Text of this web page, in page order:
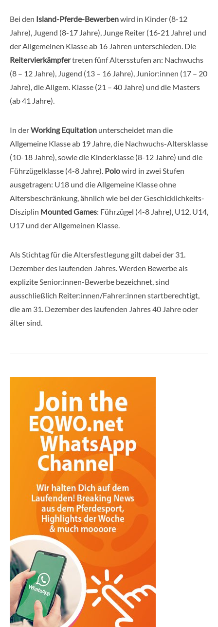
Bei den Island-Pferde-Bewerbenwird in Kinder (8-12
Jahre), Jugend (8-17 Jahre), Junge Reiter (16-21 Jahre) und
der Allgemeinen Klasse ab 16 Jahren unterschieden. Die
Reitervierkämpfertreten fünf Altersstufen an: Nachwuchs
(8 – 12 Jahre), Jugend (13 – 16 Jahre), Junior:innen (17 – 20
Jahre), die Allgem. Klasse (21 – 40 Jahre) und die Masters
(ab 41 Jahre).
In derWorking Equitation unterscheidet man die
Allgemeine Klasse ab 19 Jahre, die Nachwuchs-Altersklasse
(10-18 Jahre), sowie die Kinderklasse (8-12 Jahre) und die
Führzügelklasse (4-8 Jahre). Polowird in zwei Stufen
ausgetragen: U18 und die Allgemeine Klasse ohne
Altersbeschränkung, ähnlich wie bei der Geschicklichkeits-
Disziplin Mounted Games: Führzügel (4-8 Jahre), U12, U14,
U17 und der Allgemeinen Klasse.
Als Stichtag für die Altersfestlegung gilt dabei der 31.
Dezember des laufenden Jahres. Werden Bewerbe als
explizite Senior:innen-Bewerbe bezeichnet, sind
ausschließlich Reiter:innen/Fahrer:innen startberechtigt,
die am 31. Dezember des laufenden Jahres 40 Jahre oder
älter sind.